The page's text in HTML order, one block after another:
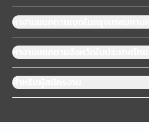
หางานแยกตามเขตในกรุงเทพมหานคร
หางานแยกตามจังหวัดในประเทศไทย
สำหรับผู้สมัครงาน